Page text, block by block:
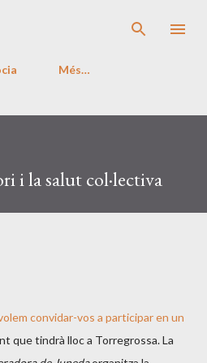
principal
Més…
i la salut col·lectiva
convidar-vos a participar en un
que tindrà lloc a Torregrossa. La